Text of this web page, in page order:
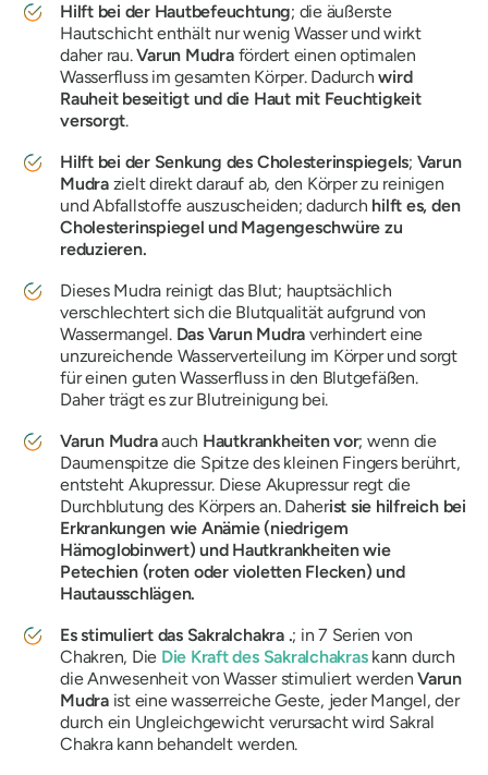
Hilft bei der Hautbefeuchtung; die äußerste
Hautschicht enthält nur wenig Wasser und wirkt
daher rau.Varun Mudrafördert einen optimalen
Wasserfluss im gesamten Körper. Dadurchwird
Rauheit beseitigt und die Haut mit Feuchtigkeit
versorgt.
Hilft bei der Senkung des Cholesterinspiegels; Varun
Mudrazielt direkt darauf ab, den Körper zu reinigen
und Abfallstoffe auszuscheiden; dadurch hilft es, den
Cholesterinspiegel und Magengeschwüre zu
reduzieren.
Dieses Mudra reinigt das Blut; hauptsächlich
verschlechtert sich die Blutqualität aufgrund von
Wassermangel. Das Varun Mudra verhindert eine
unzureichende Wasserverteilung im Körper und sorgt
für einen guten Wasserfluss in den Blutgefäßen.
Daher trägt es zur Blutreinigung bei.
Varun Mudraauch Hautkrankheiten vor; wenn die
Daumenspitze die Spitze des kleinen Fingers berührt,
entsteht Akupressur. Diese Akupressur regt die
Durchblutung des Körpers an. Daherist sie hilfreich bei
Erkrankungen wie Anämie (niedrigem
Hämoglobinwert) und Hautkrankheiten wie
Petechien (roten oder violetten Flecken) und
Hautausschlägen.
Es stimuliert das Sakralchakra .; in 7 Serien von
Chakren, Die Die Kraft des Sakralchakras kann durch
die Anwesenheit von Wasser stimuliert werdenVarun
Mudraist eine wasserreiche Geste, jeder Mangel, der
durch ein Ungleichgewicht verursacht wird Sakral
Chakrakann behandelt werden.